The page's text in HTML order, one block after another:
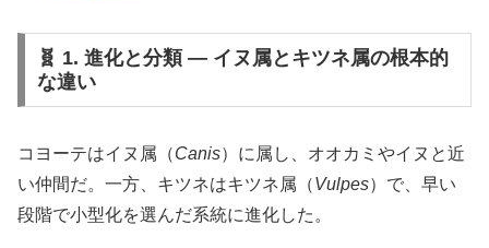
🧬 1. 進化と分類 ― イヌ属とキツネ属の根本的
な違い
コヨーテはイヌ属（Canis）に属し、オオカミやイヌと近
い仲間だ。一方、キツネはキツネ属（Vulpes）で、早い
段階で小型化を選んだ系統に進化した。